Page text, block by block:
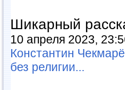
Шикарный
10 апреля 2023,
Константин
без религии...